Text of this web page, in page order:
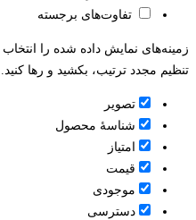
تفاوت‌های برجسته
زمینه‌های نمایش داده شده را
تنظیم مجدد ترتیب، بکشید و رها کنید.
تصویر
شناسۀ محصول
امتیاز
قيمت
موجودی
دسترسی